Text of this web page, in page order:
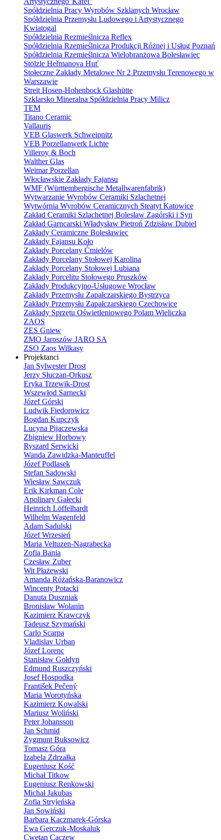
Spółdzielnia Pracy Wyrobów Szklanych Wrocław
Spółdzielnia Przemysłu Ludowego i Artystycznego
Kwiatogal
Spółdzielnia Rezmieślnicza Reflex
Spółdzielnia Rzemieślnicza Produkcji Różnej i Usług Poznań
Spółdzielnia Rzemieślnicza Wielobranżowa Bolesławiec
Stölzle Heřmanova Huť
Stołeczne Zakłady Metalowe Nr 2 Przemysłu Terenowego w
Warszawie
Streit Hosen-Hohenbock Glashütte
Szklarsko Mineralna Spółdzielnia Pracy Milicz
TEM
Titano Ceramic
Vallauris
VEB Glaswerk Schweipnitz
VEB Porzellanwerk Lichte
Villeroy & Boch
Walther Glas
Weimar Porzellan
Włocławskie Zakłady Fajansu
WMF (Württembergische Metallwarenfabrik)
Wytwarzanie Wyrobów Ceramiki Szlachetnej
Wytwórnia Wyrobów Ceramicznych Steatyt Katowice
Zakład Ceramiki Szlachetnej Bolesław Zagórski i Syn
Zakład Garncarski Władysław Pietroń Zdzisław Dubiel
Zakłady Ceramiczne Bolesławiec
Zakłady Fajansu Koło
Zakłady Porcelany Ćmielów
Zakłady Porcelany Stołowej Karolina
Zakłady Porcelany Stołowej Lubiana
Zakłady Porcelitu Stołowego Pruszków
Zakłady Produkcyjno-Usługowe Wrocław
Zakłady Przemysłu Zapałczarskiego Bystrzyca
Zakłady Przemysłu Zapałczarskiego Czechowice
Zakłady Sprzętu Oświetleniowego Polam Wieliczka
ZAOS
ZES Gniew
ZMO Jaroszów JARO SA
ZSO Zaos Wilkasy
Projektanci
Jan Sylwester Drost
Jerzy Słuczan-Orkusz
Eryka Trzewik-Drost
Wszewłod Sarnecki
Józef Górski
Ludwik Fiedorowicz
Bogdan Kupczyk
Lucyna Pijaczewska
Zbigniew Horbowy
Ryszard Serwicki
Wanda Zawidzka-Manteuffel
Józef Podlasek
Stefan Sadowski
Wiesław Sawczuk
Erik Kirkman Cole
Apolinary Gałecki
Heinrich Löffelhardt
Wilhelm Wagenfeld
Adam Sadulski
Józef Wrzesień
Maria Veltuzen-Nagrabecka
Zofia Bania
Czesław Zuber
Wit Płażewski
Amanda Różańska-Baranowicz
Wincenty Potacki
Danuta Duszniak
Bronisław Wolanin
Kazimierz Krawczyk
Tadeusz Szymański
Carlo Scarpa
Vladislav Urban
Józef Lorenc
Stanisław Gołdyn
Edmund Ruszczyński
Josef Hospodka
František Pečený
Maria Worotyńska
Kazimierz Kowalski
Mariusz Woliński
Peter Johansson
Jan Schmid
Zygmunt Buksowicz
Tomasz Góra
Izabela Zdrzałka
Eugeniusz Kość
Michał Titkow
Eugeniusz Renkowski
Michał Jakubas
Zofia Stryjeńska
Jan Sowiński
Barbara Kaczmarek-Górska
Ewa Gerczuk-Moskaluk
Cwetan Caczew